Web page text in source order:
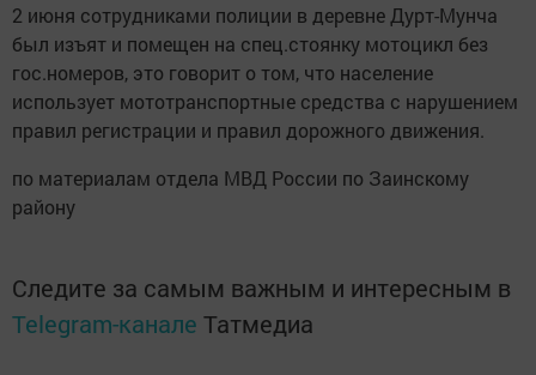
2 июня сотрудниками полиции в деревне Дурт-Мунча
был изъят и помещен на спец.стоянку мотоцикл без
гос.номеров, это говорит о том, что население
использует мототранспортные средства с нарушением
правил регистрации и правил дорожного движения.
по материалам отдела МВД России по Заинскому
району
Следите за самым важным и интересным в
Telegram-канале Татмедиа